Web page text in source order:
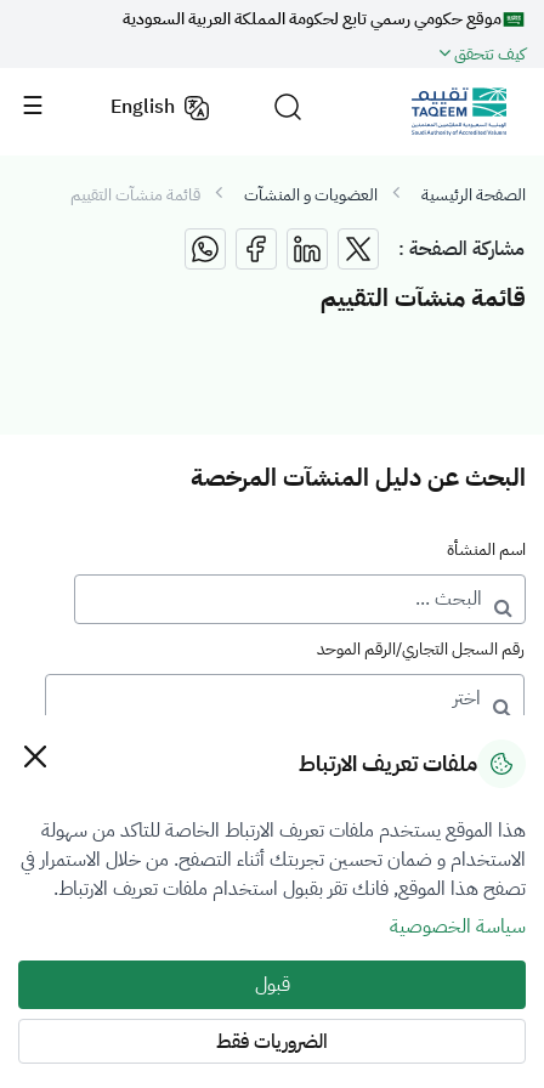
موقع حكومي رسمي تابع لحكومة المملكة العربية السعودية
كيف تتحقق
English
الصفحة الرئيسية العضويات و المنشآت قائمة منشآت التقييم
مشاركة الصفحة :
قائمة منشآت التقييم
البحث عن دليل المنشآت المرخصة
اسم المنشأة
رقم السجل التجاري/الرقم الموحد
رقم الترخيص
التصنيف
VFR3
فرع التقييم
الآلات والمعدات والممتلكات المنقولة
ملفات تعريف الارتباط
هذا الموقع يستخدم ملفات تعريف الارتباط الخاصة للتاكد من سهولة
الاستخدام و ضمان تحسين تجربتك أثناء التصفح. من خلال الاستمرار في
تصفح هذا الموقع, فانك تقر بقبول استخدام ملفات تعريف الارتباط.
سياسة الخصوصية
قبول
الضروريات فقط